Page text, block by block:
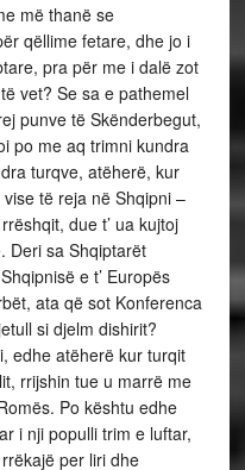
më thanë se
qëllime fetare, dhe jo i
pra për me i dalë zot
vet? Se sa e pathemel
punve të Skënderbegut,
po me aq trimni kundra
turqve, atëherë, kur
të reja në Shqipni –
due t’ ua kujtoj
Deri sa Shqiptarët
e t’ Europës
ata që sot Konferenca
si djelm dishirit?
edhe atëherë kur turqit
rrijshin tue u marrë me
Po kështu edhe
i nji populli trim e luftar,
per liri dhe